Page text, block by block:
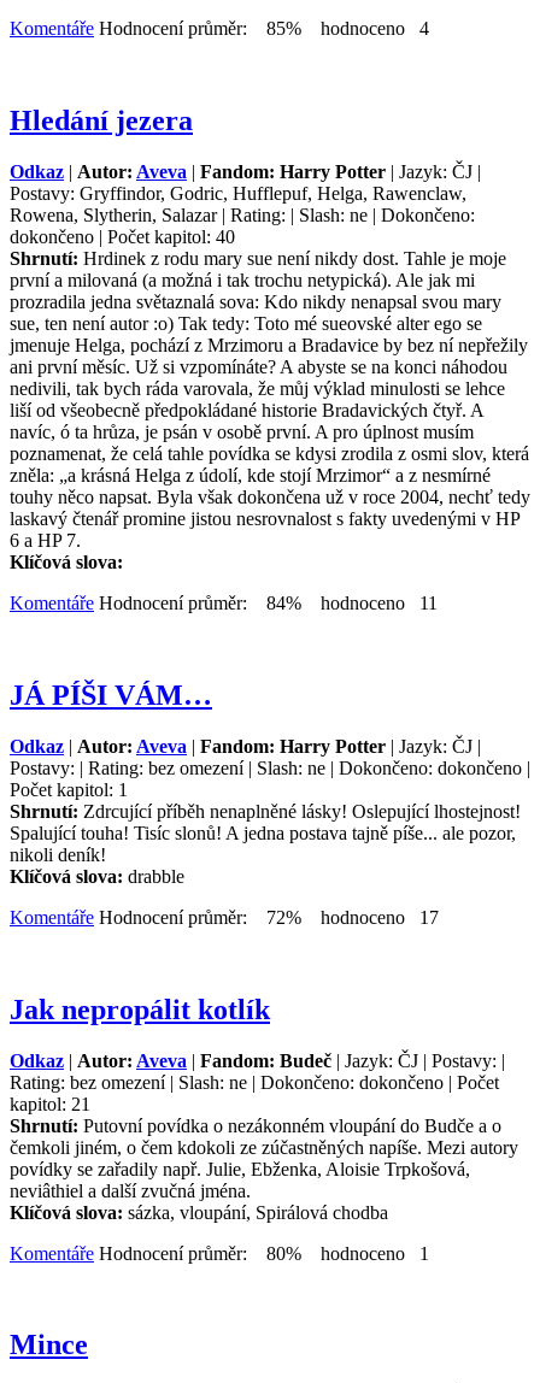
Komentáře Hodnocení průměr: 85% hodnoceno 4
Hledání jezera
Odkaz | Autor: Aveva | Fandom: Harry Potter | Jazyk: ČJ |
Postavy: Gryffindor, Godric, Hufflepuf, Helga, Rawenclaw,
Rowena, Slytherin, Salazar | Rating: | Slash: ne | Dokončeno:
dokončeno | Počet kapitol: 40
Shrnutí: Hrdinek z rodu mary sue není nikdy dost. Tahle je moje
první a milovaná (a možná i tak trochu netypická). Ale jak mi
prozradila jedna světaznalá sova: Kdo nikdy nenapsal svou mary
sue, ten není autor :o) Tak tedy: Toto mé sueovské alter ego se
jmenuje Helga, pochází z Mrzimoru a Bradavice by bez ní nepřežily
ani první měsíc. Už si vzpomínáte? A abyste se na konci náhodou
nedivili, tak bych ráda varovala, že můj výklad minulosti se lehce
liší od všeobecně předpokládané historie Bradavických čtyř. A
navíc, ó ta hrůza, je psán v osobě první. A pro úplnost musím
poznamenat, že celá tahle povídka se kdysi zrodila z osmi slov, která
zněla: „a krásná Helga z údolí, kde stojí Mrzimor“ a z nesmírné
touhy něco napsat. Byla však dokončena už v roce 2004, nechť tedy
laskavý čtenář promine jistou nesrovnalost s fakty uvedenými v HP
6 a HP 7.
Klíčová slova:
Komentáře Hodnocení průměr: 84% hodnoceno 11
JÁ PÍŠI VÁM…
Odkaz | Autor: Aveva | Fandom: Harry Potter | Jazyk: ČJ |
Postavy: | Rating: bez omezení | Slash: ne | Dokončeno: dokončeno |
Počet kapitol: 1
Shrnutí: Zdrcující příběh nenaplněné lásky! Oslepující lhostejnost!
Spalující touha! Tisíc slonů! A jedna postava tajně píše... ale pozor,
nikoli deník!
Klíčová slova: drabble
Komentáře Hodnocení průměr: 72% hodnoceno 17
Jak nepropálit kotlík
Odkaz | Autor: Aveva | Fandom: Budeč | Jazyk: ČJ | Postavy: |
Rating: bez omezení | Slash: ne | Dokončeno: dokončeno | Počet
kapitol: 21
Shrnutí: Putovní povídka o nezákonném vloupání do Budče a o
čemkoli jiném, o čem kdokoli ze zúčastněných napíše. Mezi autory
povídky se zařadily např. Julie, Ebženka, Aloisie Trpkošová,
neviâthiel a další zvučná jména.
Klíčová slova: sázka, vloupání, Spirálová chodba
Komentáře Hodnocení průměr: 80% hodnoceno 1
Mince